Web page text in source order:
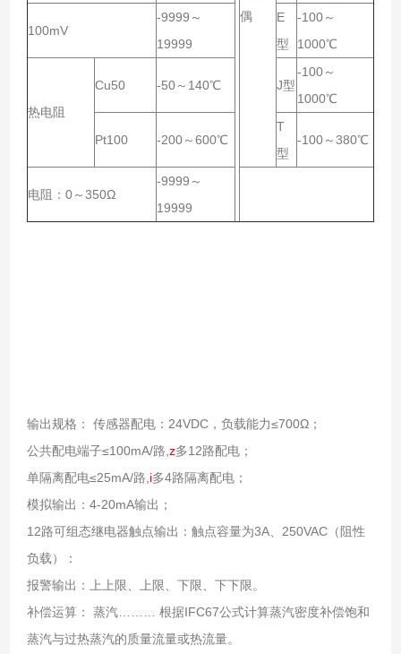
偶
100mV
-9999～
19999
E
型
-100～
1000℃
热电阻
Cu50 -50～140℃ J型
-100～
1000℃
Pt100 -200～600℃
T
型
-100～380℃
电阻：0～350Ω
-9999～
19999
输出规格： 传感器配电：24VDC，负载能力≤700Ω；
公共配电端子≤100mA/路, z多12路配电；
单隔离配电≤25mA/路, i多4路隔离配电；
模拟输出：4-20mA输出；
12路可组态继电器触点输出：触点容量为3A、250VAC（阻性
负载）：
报警输出：上上限、上限、下限、下下限。
补偿运算： 蒸汽……… 根据IFC67公式计算蒸汽密度补偿饱和
蒸汽与过热蒸汽的质量流量或热流量。